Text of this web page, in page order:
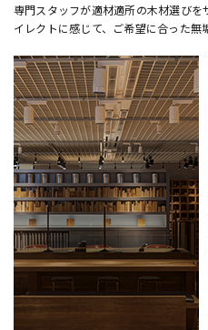
専門スタッフが適材適所の木材選び
イレクトに感じて、ご希望に合った無